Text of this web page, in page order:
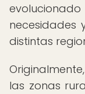
necesidades
distintas
las zonas